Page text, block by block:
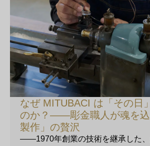
なぜ MITUBACI は「その日
のか？——彫金職人が魂を
製作」の贅沢
——1970年創業の技術を継承した